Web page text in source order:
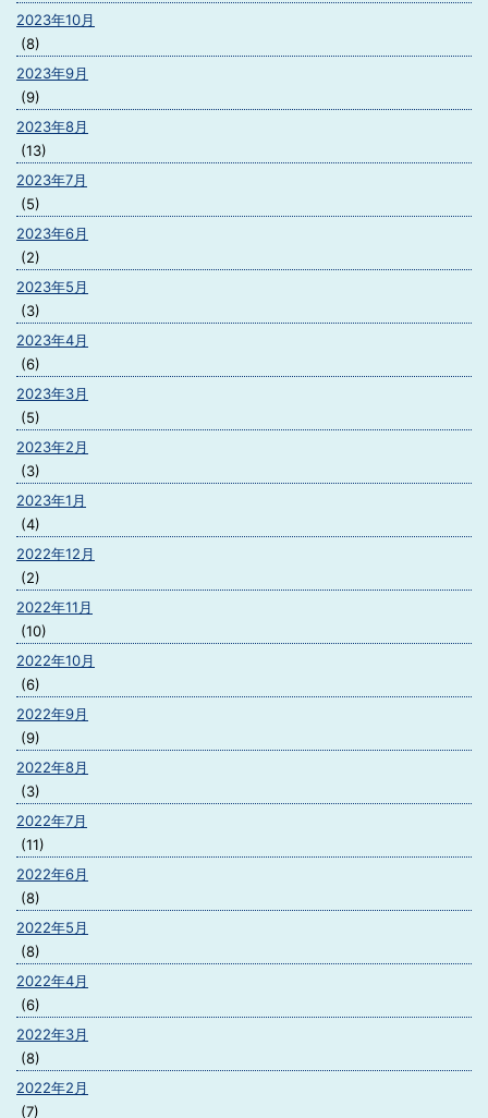
2023年10月
(8)
2023年9月
(9)
2023年8月
(13)
2023年7月
(5)
2023年6月
(2)
2023年5月
(3)
2023年4月
(6)
2023年3月
(5)
2023年2月
(3)
2023年1月
(4)
2022年12月
(2)
2022年11月
(10)
2022年10月
(6)
2022年9月
(9)
2022年8月
(3)
2022年7月
(11)
2022年6月
(8)
2022年5月
(8)
2022年4月
(6)
2022年3月
(8)
2022年2月
(7)